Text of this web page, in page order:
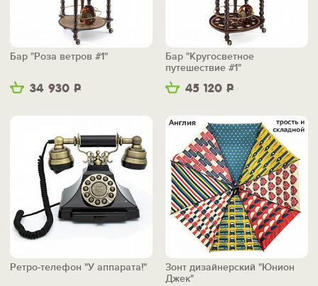
34 930 Р
Бар "Роза ветров #1"
45 120 Р
Бар "Кругосветное
путешествие #1"
Ретро-телефон "У аппарата!"
Зонт дизайнерский "Юнион
Джек"